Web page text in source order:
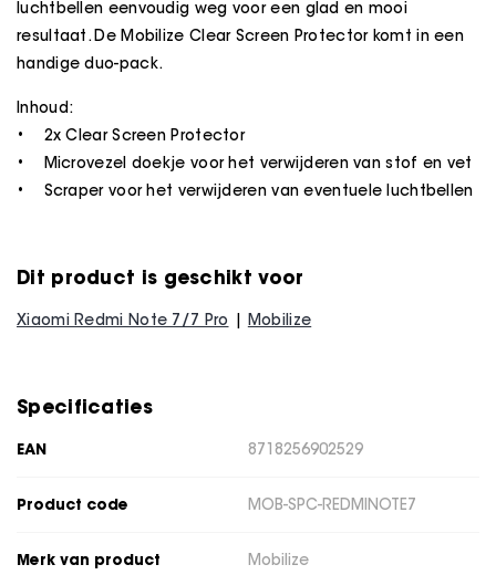
luchtbellen eenvoudig weg voor een glad en mooi
resultaat. De Mobilize Clear Screen Protector komt in een
handige duo-pack.
Inhoud:
• 2x Clear Screen Protector
• Microvezel doekje voor het verwijderen van stof en vet
• Scraper voor het verwijderen van eventuele luchtbellen
Dit product is geschikt voor
Xiaomi Redmi Note 7/7 Pro Mobilize
Specificaties
EAN 8718256902529
Product code MOB-SPC-REDMINOTE7
Merk van product Mobilize